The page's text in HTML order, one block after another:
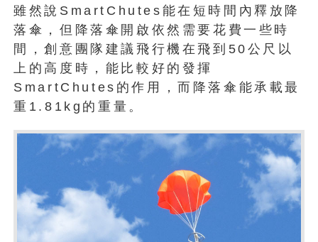
雖然說SmartChutes能在短時間內釋放降
落傘，但降落傘開啟依然需要花費一些時
間，創意團隊建議飛行機在飛到50公尺以
上的高度時，能比較好的發揮
SmartChutes的作用，而降落傘能承載最
重1.81kg的重量。